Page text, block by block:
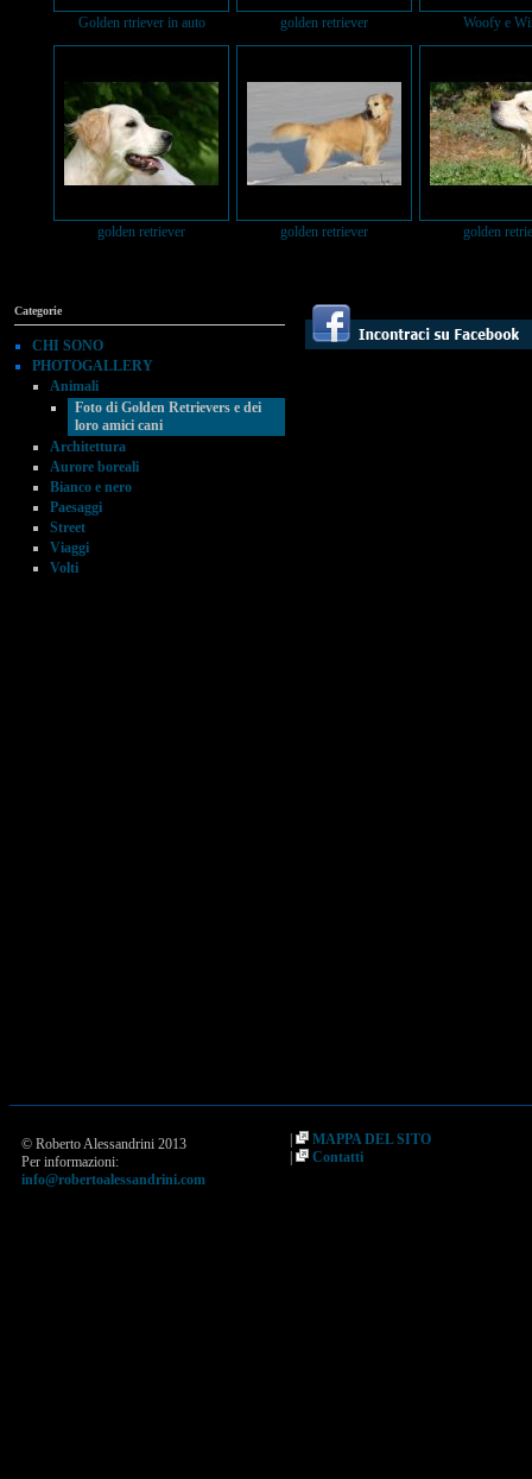
Golden rtriever in auto golden retriever Woofy e
golden retriever golden retriever golden
Categorie
CHI SONO
PHOTOGALLERY
Animali
Foto di Golden Retrievers e dei
loro amici cani
Architettura
Aurore boreali
Bianco e nero
Paesaggi
Street
Viaggi
Volti
© Roberto Alessandrini 2013
Per informazioni:
info@robertoalessandrini.com
|
MAPPA DEL SITO
|
Contatti